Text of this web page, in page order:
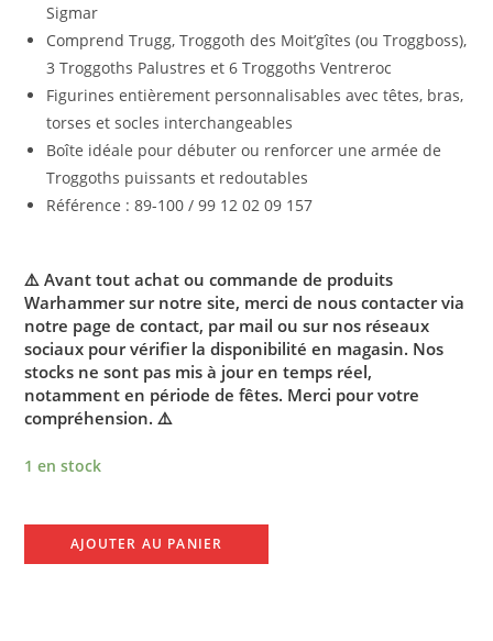
Sigmar
Comprend Trugg, Troggoth des Moit’gîtes (ou Troggboss),
3 Troggoths Palustres et 6 Troggoths Ventreroc
Figurines entièrement personnalisables avec têtes, bras,
torses et socles interchangeables
Boîte idéale pour débuter ou renforcer une armée de
Troggoths puissants et redoutables
Référence : 89-100 / 99 12 02 09 157
⚠️ Avant tout achat ou commande de produits
Warhammer sur notre site, merci de nous contacter via
notre page de contact, par mail ou sur nos réseaux
sociaux pour vérifier la disponibilité en magasin. Nos
stocks ne sont pas mis à jour en temps réel,
notamment en période de fêtes. Merci pour votre
compréhension. ⚠️
1 en stock
AJOUTER AU PANIER